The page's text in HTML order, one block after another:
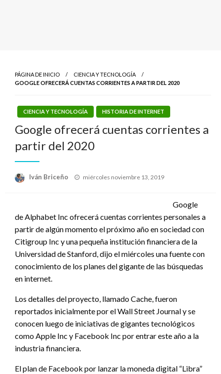
PÁGINA DE INICIO
CIENCIA Y TECNOLOGÍA
GOOGLE OFRECERÁ CUENTAS CORRIENTES A PARTIR DEL 2020
CIENCIA Y TECNOLOGÍA HISTORIA DE INTERNET
Google ofrecerá cuentas corrientes a
partir del 2020
Iván Briceño
Publicado
miércoles noviembre 13, 2019
Google
de Alphabet Inc ofrecerá cuentas corrientes personales a
partir de algún momento el próximo año en sociedad con
Citigroup Inc y una pequeña institución financiera de la
Universidad de Stanford, dijo el miércoles una fuente con
conocimiento de los planes del gigante de las búsquedas
en internet.
Los detalles del proyecto, llamado Cache, fueron
reportados inicialmente por el Wall Street Journal y se
conocen luego de iniciativas de gigantes tecnológicos
como Apple Inc y Facebook Inc por entrar este año a la
industria financiera.
El plan de Facebook por lanzar la moneda digital “Libra”